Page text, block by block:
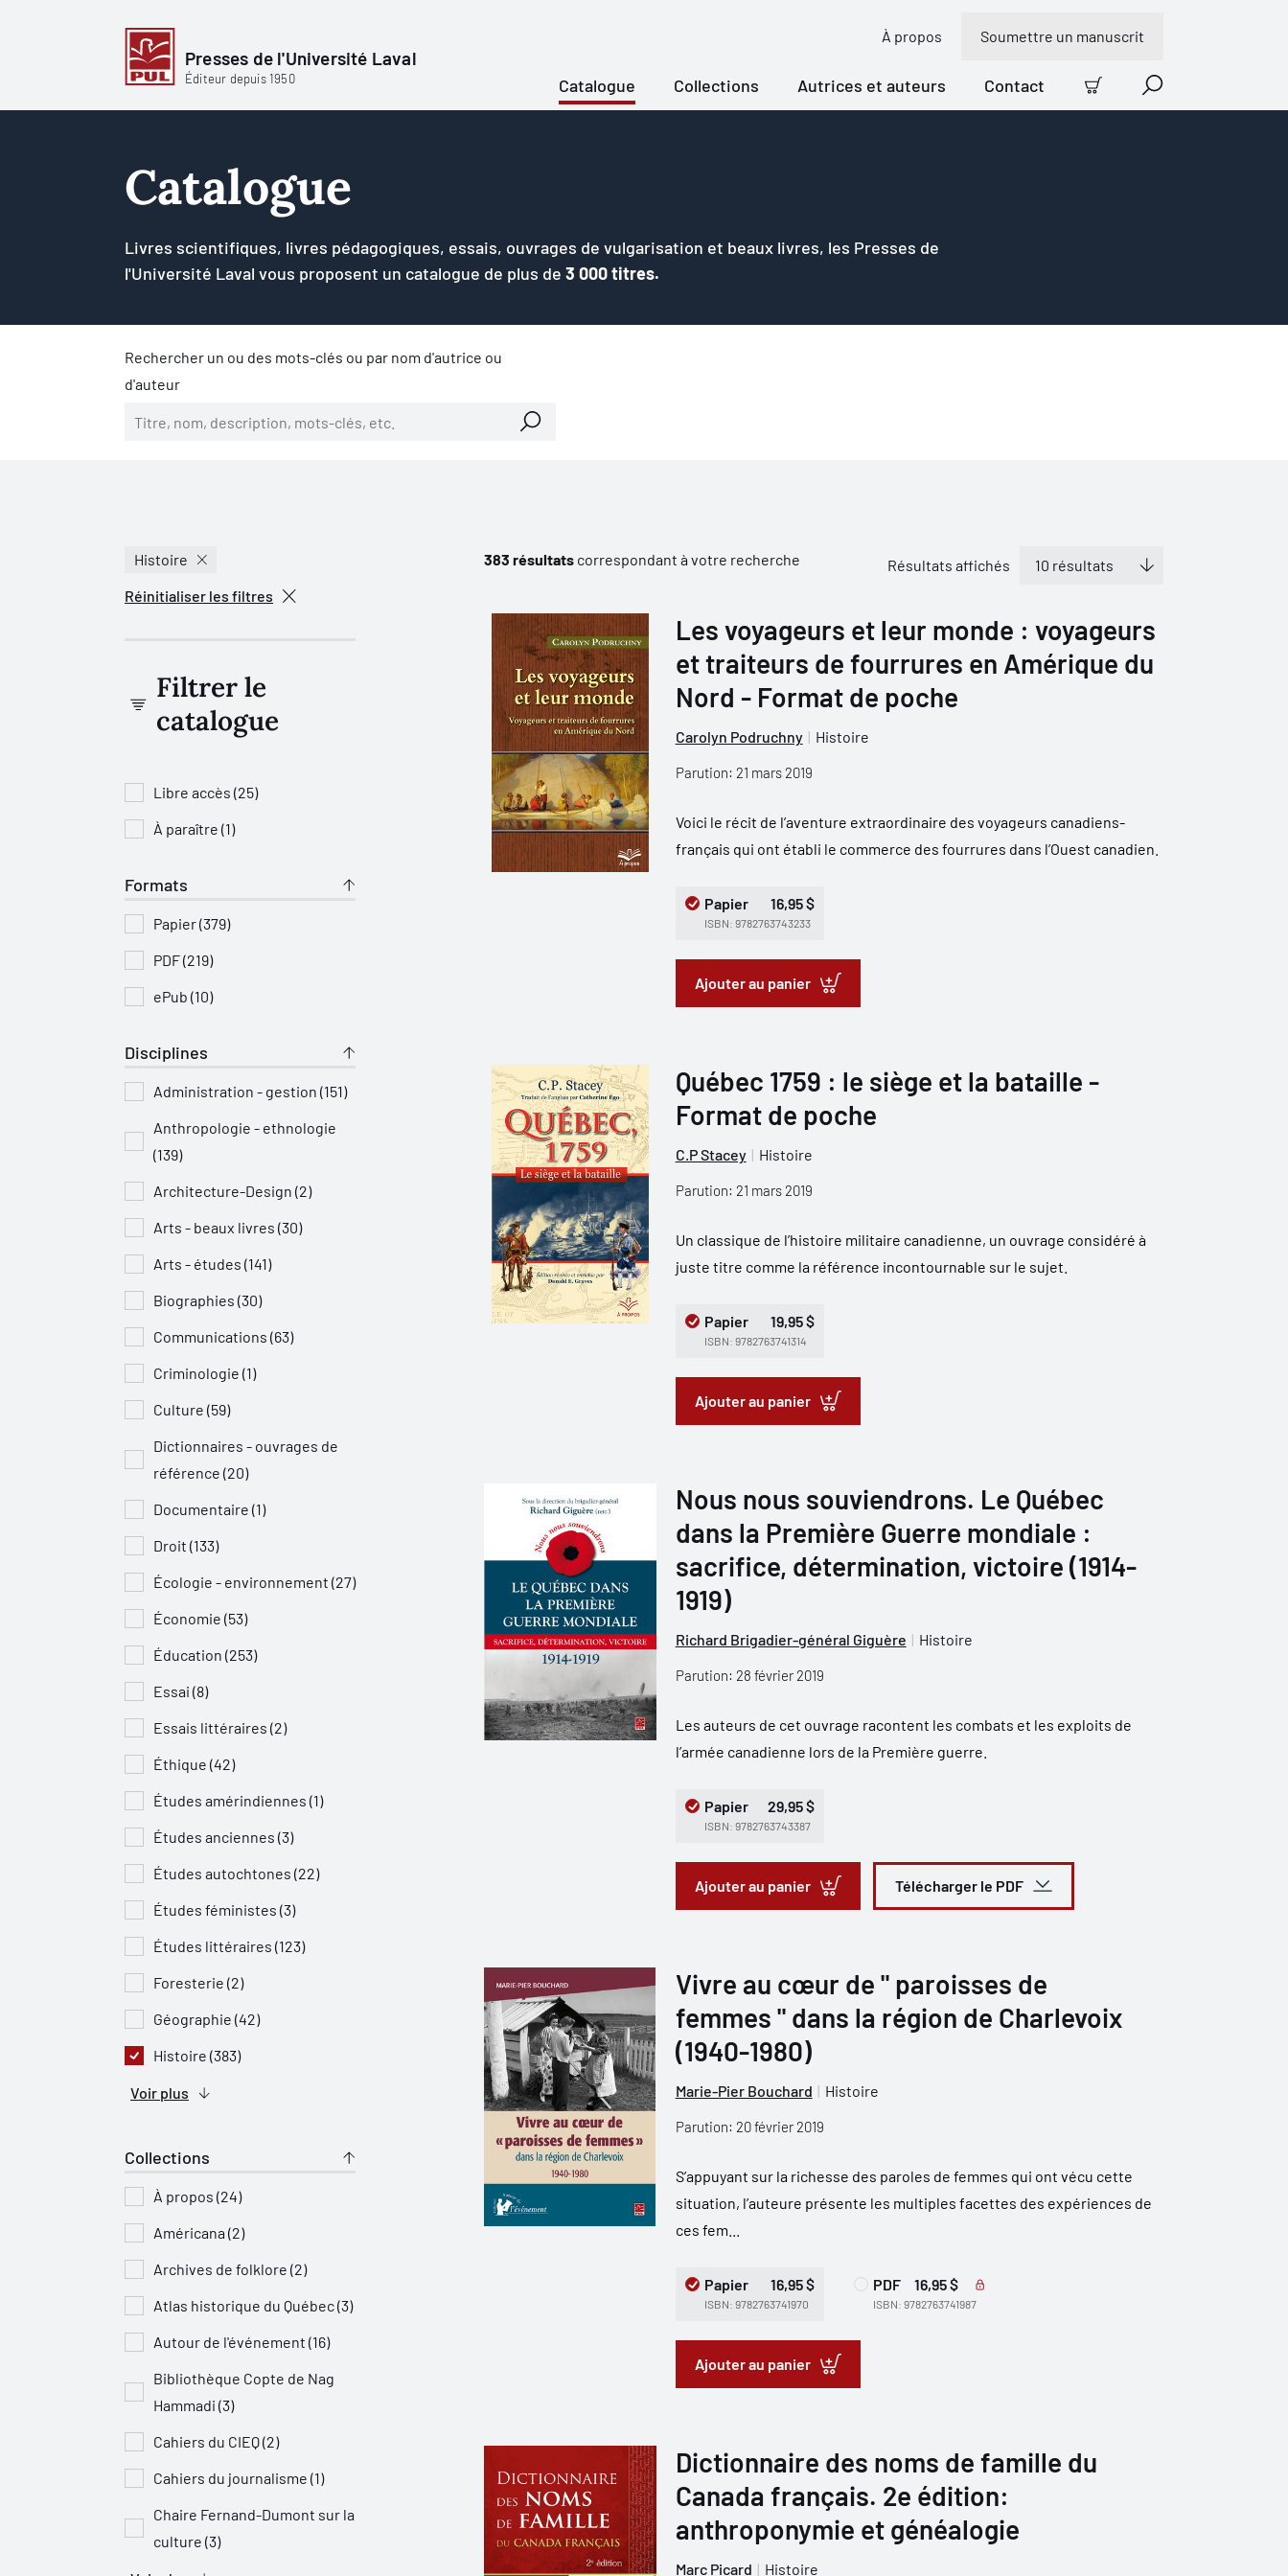
Presses de l'Université Laval
Éditeur depuis 1950
À propos Soumettre un manuscrit
Catalogue Collections Autrices et auteurs Contact
Panier Recherche
Catalogue
Livres scientifiques, livres pédagogiques, essais, ouvrages de vulgarisation et beaux livres, les Presses de
l'Université Laval vous proposent un catalogue de plus de 3 000 titres.
Rechercher un ou des mots-clés ou par nom d'autrice ou
d'auteur
Histoire
Réinitialiser les filtres
Filtrer le
catalogue
Libre accès (25)
À paraître (1)
Formats
Papier (379)
PDF (219)
ePub (10)
Disciplines
Administration - gestion (151)
Anthropologie - ethnologie
(139)
Architecture-Design (2)
Arts - beaux livres (30)
Arts - études (141)
Biographies (30)
Communications (63)
Criminologie (1)
Culture (59)
Dictionnaires - ouvrages de
référence (20)
Documentaire (1)
Droit (133)
Écologie - environnement (27)
Économie (53)
Éducation (253)
Essai (8)
Essais littéraires (2)
Éthique (42)
Études amérindiennes (1)
Études anciennes (3)
Études autochtones (22)
Études féministes (3)
Études littéraires (123)
Foresterie (2)
Géographie (42)
Histoire (383)
Voir plus
Collections
À propos (24)
Américana (2)
Archives de folklore (2)
Atlas historique du Québec (3)
Autour de l'événement (16)
Bibliothèque Copte de Nag
Hammadi (3)
Cahiers du CIEQ (2)
Cahiers du journalisme (1)
Chaire Fernand-Dumont sur la
culture (3)
383 résultatscorrespondant à votre recherche Résultats affichés
Les voyageurs et leur monde : voyageurs
et traiteurs de fourrures en Amérique du
Nord - Format de poche
Carolyn Podruchny Histoire
Parution: 21 mars 2019
Voici le récit de l’aventure extraordinaire des voyageurs canadiens-
français qui ont établi le commerce des fourrures dans l’Ouest canadien.
Papier 16,95 $
ISBN: 9782763743233
Ajouter au panier
Québec 1759 : le siège et la bataille -
Format de poche
C.P Stacey Histoire
Parution: 21 mars 2019
Un classique de l’histoire militaire canadienne, un ouvrage considéré à
juste titre comme la référence incontournable sur le sujet.
Papier 19,95 $
ISBN: 9782763741314
Ajouter au panier
Nous nous souviendrons. Le Québec
dans la Première Guerre mondiale :
sacrifice, détermination, victoire (1914-
1919)
Richard Brigadier-général Giguère Histoire
Parution: 28 février 2019
Les auteurs de cet ouvrage racontent les combats et les exploits de
l’armée canadienne lors de la Première guerre.
Papier 29,95 $
ISBN: 9782763743387
Ajouter au panier Télécharger le PDF
Vivre au cœur de " paroisses de
femmes " dans la région de Charlevoix
(1940-1980)
Marie-Pier Bouchard Histoire
Parution: 20 février 2019
S’appuyant sur la richesse des paroles de femmes qui ont vécu cette
situation, l’auteure présente les multiples facettes des expériences de
ces fem...
Papier 16,95 $
ISBN: 9782763741970
PDF 16,95 $
ISBN: 9782763741987
Ajouter au panier
Dictionnaire des noms de famille du
Canada français. 2e édition:
anthroponymie et généalogie
Marc Picard Histoire